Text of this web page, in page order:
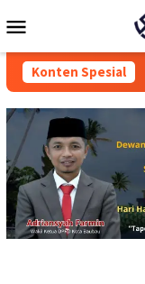
ke
Mobile
Konten Spesial